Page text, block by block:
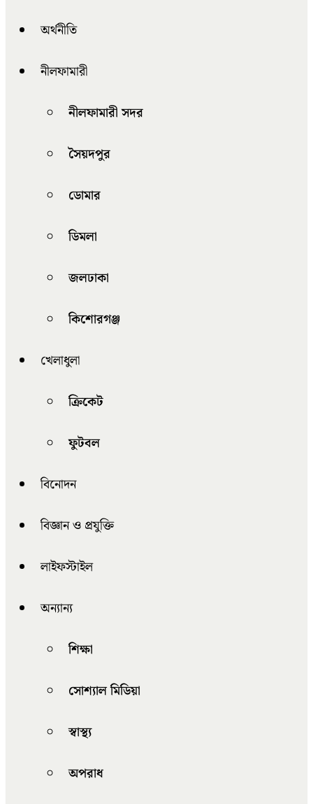
অর্থনীতি
নীলফামারী
নীলফামারী সদর
সৈয়দপুর
ডোমার
ডিমলা
জলঢাকা
কিশোরগঞ্জ
খেলাধুলা
ক্রিকেট
ফুটবল
বিনোদন
বিজ্ঞান ও প্রযুক্তি
লাইফস্টাইল
অন্যান্য
শিক্ষা
সোশ্যাল মিডিয়া
স্বাস্থ্য
অপরাধ